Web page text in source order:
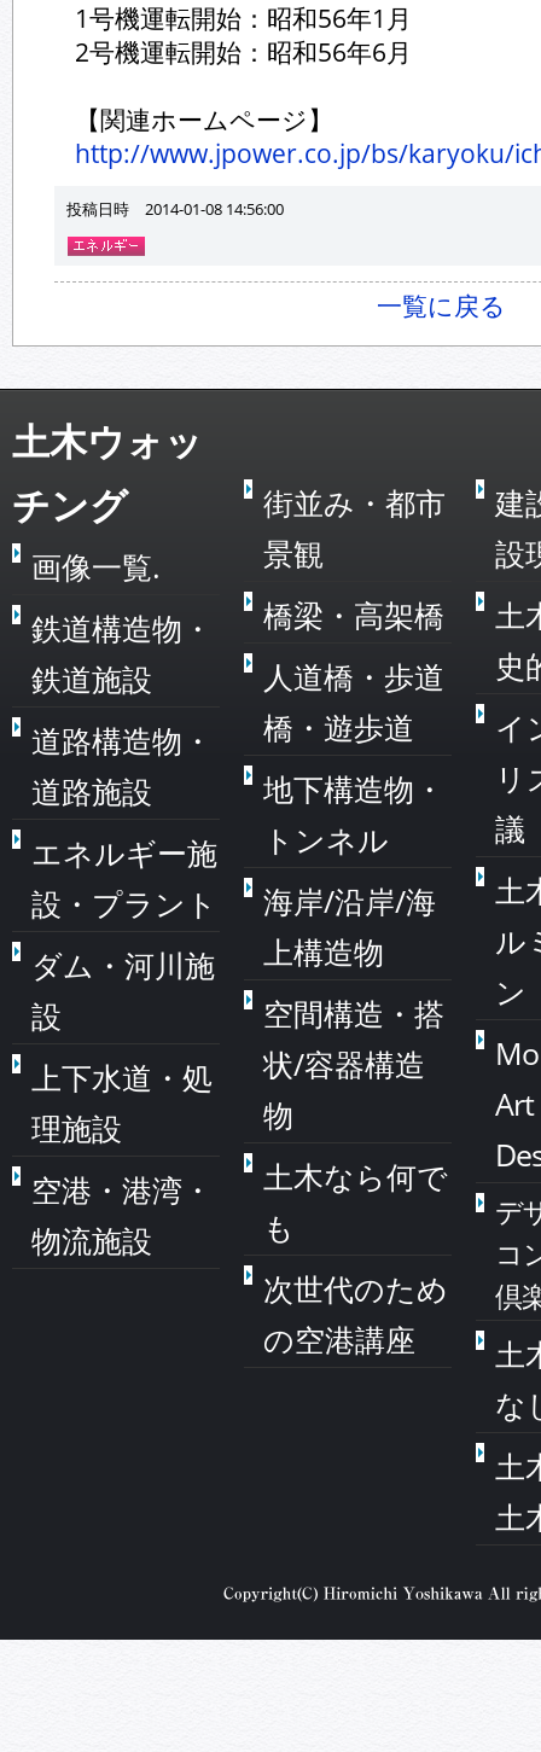
1号機運転開始：昭和56年1月
2号機運転開始：昭和56年6月
【関連ホームページ】
http://www.jpower.co.jp/bs/karyoku/
投稿日時 2014-01-08 14:56:00
一覧に戻る
土木ウォッ
チング
画像一覧.
鉄道構造物・
鉄道施設
道路構造物・
道路施設
エネルギー施
設・プラント
ダム・河川施
設
上下水道・処
理施設
空港・港湾・
物流施設
街並み・都市
景観
橋梁・高架橋
人道橋・歩道
橋・遊歩道
地下構造物・
トンネル
海岸/沿岸/海
上構造物
空間構造・搭
状/容器構造
物
土木なら何で
も
次世代のため
の空港講座
建
設
土
史
イ
リ
議
土
ル
ン
デ
コ
倶
土
な
土
土